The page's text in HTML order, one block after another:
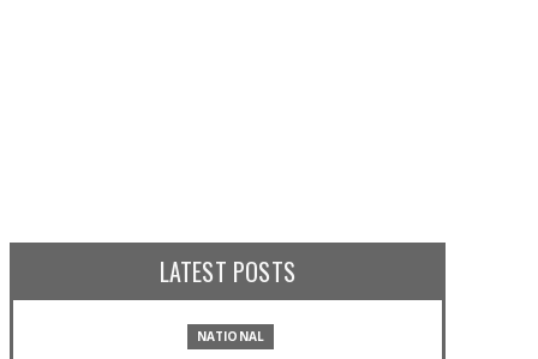
खान
किनारा
LATEST POSTS
NATIONAL